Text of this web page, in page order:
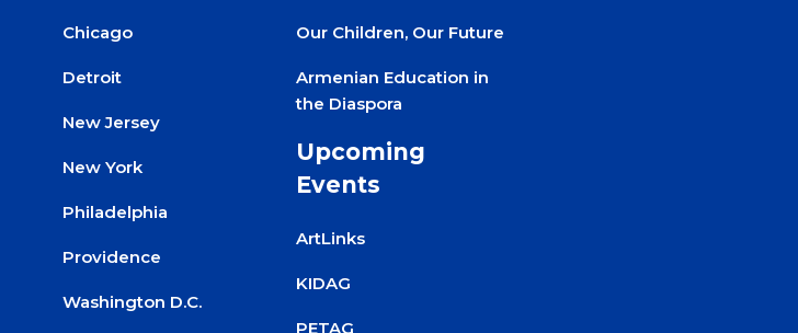
Chicago
Detroit
New Jersey
New York
Philadelphia
Providence
Washington D.C.
Our Children, Our Future
Armenian Education in
the Diaspora
Upcoming
Events
ArtLinks
KIDAG
PETAG